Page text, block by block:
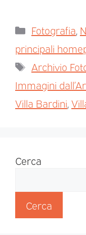
Fotografia
principali
Archivio
Immagini
Villa Bardini
Cerca
Cerca